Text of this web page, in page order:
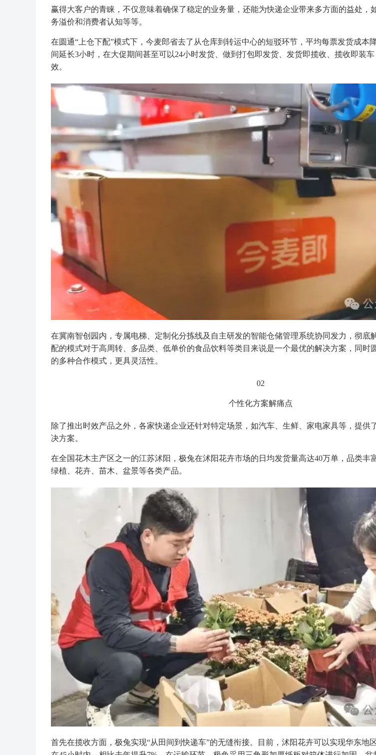
赢得大客户的青睐，不仅意味着确保了稳定的业务量，还能为快递企业带来多方面的益处，
务溢价和消费者认知等等。
在圆通“上仓下配”模式下，今麦郎省去了从仓库到转运中心的短驳环节，平均每票发货成本
间延长3小时，在大促期间甚至可以24小时发货、做到打包即发货、发货即揽收、揽收即装
效。
在冀南智创园内，专属电梯、定制化分拣线及自主研发的智能仓储管理系统协同发力，彻底
配的模式对于高周转、多品类、低单价的食品饮料等类目来说是一个最优的解决方案，同时
的多种合作模式，更具灵活性。
02
个性化方案解痛点
除了推出时效产品之外，各家快递企业还针对特定场景，如汽车、生鲜、家电家具等，提供
决方案。
在全国花木主产区之一的江苏沭阳，极兔在沭阳花卉市场的日均发货量高达40万单，品类丰
绿植、花卉、苗木、盆景等各类产品。
首先在揽收方面，极兔实现“从田间到快递车”的无缝衔接。目前，沭阳花卉可以实现华东地